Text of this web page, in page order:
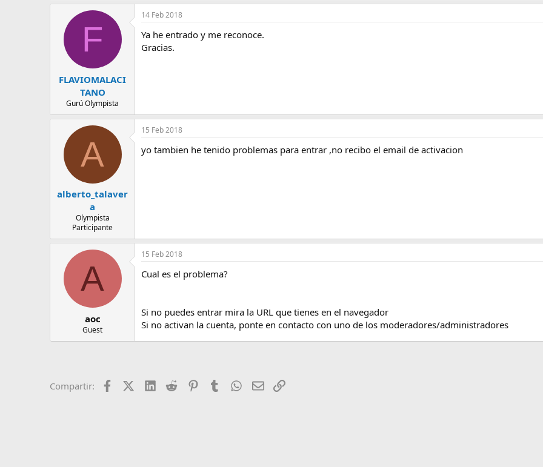
F
FLAVIOMALACI
TANO
Gurú Olympista
14 Feb 2018
Ya he entrado y me reconoce.
Gracias.
A
alberto_talaver
a
Olympista
Participante
15 Feb 2018
yo tambien he tenido problemas para entrar ,no recibo el email de activacion
A
aoc
Guest
15 Feb 2018
Cual es el problema?
Si no puedes entrar mira la URL que tienes en el navegador
Si no activan la cuenta, ponte en contacto con uno de los moderadores/administradores
Compartir: FacebookX (Twitter)
LinkedIn
Reddit PinterestTumblrWhatsApp
EmailEnlace